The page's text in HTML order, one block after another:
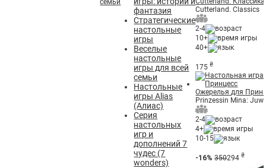
семьи
фантазия
Стратегические
настольные
игры
Веселые
настольные
игры для всей
семьи
Настольные
игры Alias
(Алиас)
Серия
настольных
игр и
дополнений 7
чудес (7
wonders)
Cutterland. Classics
2-4
10+
40+
175₴
Ожерелья для
Prinzessin Mina:
2-4
4+
10-15
-16% 350294₴